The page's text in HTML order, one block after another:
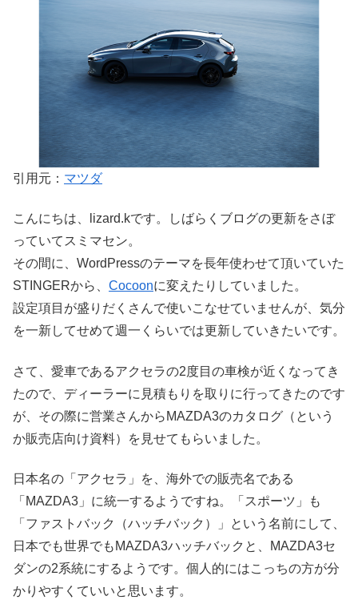
引用元： マツダ
こんにちは、lizard.kです。しばらくブログの更新をさぼ
っていてスミマセン。
その間に、WordPressのテーマを長年使わせて頂いていた
STINGERから、 Cocoonに変えたりしていました。
設定項目が盛りだくさんで使いこなせていませんが、気分
を一新してせめて週一くらいでは更新していきたいです。
さて、愛車であるアクセラの2度目の車検が近くなってき
たので、ディーラーに見積もりを取りに行ってきたのです
が、その際に営業さんからMAZDA3のカタログ（という
か販売店向け資料）を見せてもらいました。
日本名の「アクセラ」を、海外での販売名である
「MAZDA3」に統一するようですね。「スポーツ」も
「ファストバック（ハッチバック）」という名前にして、
日本でも世界でもMAZDA3ハッチバックと、MAZDA3セ
ダンの2系統にするようです。個人的にはこっちの方が分
かりやすくていいと思います。